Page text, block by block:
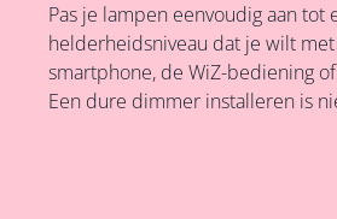
Pas je lampen eenvoudig aan tot
helderheidsniveau dat je wilt
smartphone, de WiZ-bediening
Een dure dimmer installeren is